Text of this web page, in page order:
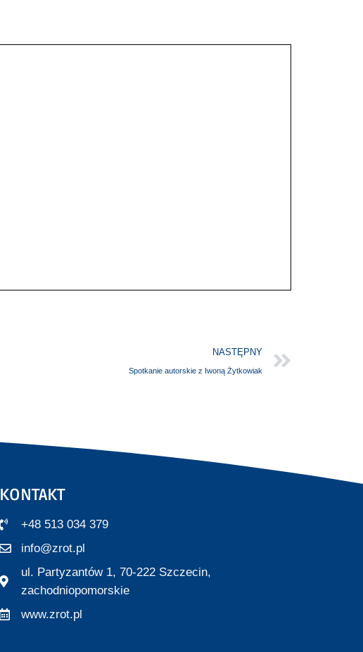
NASTĘPNY
Spotkanie autorskie z Iwoną Żytkowiak
KONTAKT
+48 513 034 379
info@zrot.pl
ul. Partyzantów 1, 70-222 Szczecin,
zachodniopomorskie
www.zrot.pl